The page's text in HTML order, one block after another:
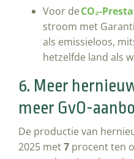
Voor deCO₂-
stroom met
als emissieloos,
hetzelfde land als
6. Meer
meer GvO-
De productie van
2025 met7 procent ten